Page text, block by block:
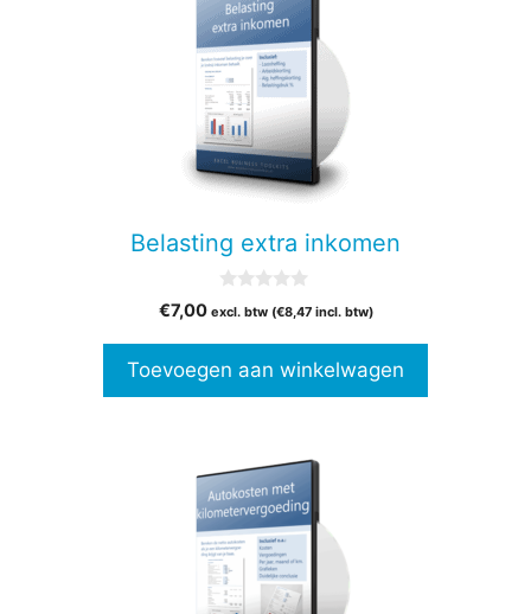
Belasting extra inkomen
v
5
€7,00 excl. btw (€8,47incl. btw)
Toevoegen aan winkelwagen